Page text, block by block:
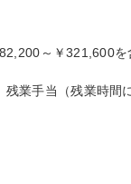
～￥321,600を
業手当（残業時間